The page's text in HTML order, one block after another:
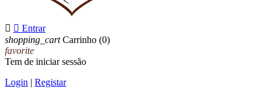
  Entrar
shopping_cart Carrinho (0)
favorite
Tem de iniciar sessão
Login | Registar